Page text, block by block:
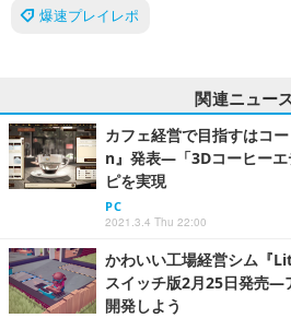
爆速プレイレポ
関連ニュース
カフェ経営で目指すはコ
n』発表―「3Dコーヒー
ピを実現
PC
2021.3.4 Thu 22:00
かわいい工場経営シム『
スイッチ版2月25日発売―
開発しよう